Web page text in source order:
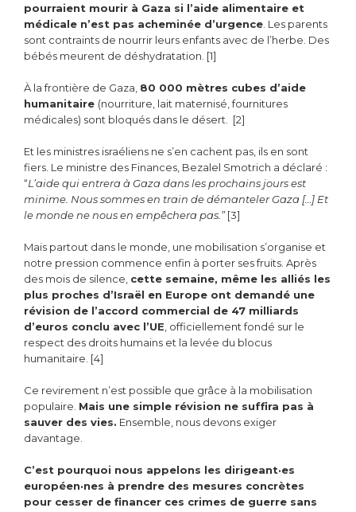
pourraient mourir à Gaza si l’aide alimentaire et
médicale n’est pas acheminée d’urgence . Les parents
sont contraints de nourrir leurs enfants avec de l’herbe. Des
bébés meurent de déshydratation. [1]
À la frontière de Gaza, 80 000 mètres cubes d’aide
humanitaire (nourriture, lait maternisé, fournitures
médicales) sont bloqués dans le désert. [2]
Et les ministres israéliens ne s’en cachent pas, ils en sont
fiers. Le ministre des Finances, Bezalel Smotrich a déclaré :
“L’aide qui entrera à Gaza dans les prochains jours est
minime. Nous sommes en train de démanteler Gaza […] Et
le monde ne nous en empêchera pas.”[3]
Mais partout dans le monde, une mobilisation s’organise et
notre pression commence enfin à porter ses fruits. Après
des mois de silence, cette semaine, même les alliés les
plus proches d’Israël en Europe ont demandé une
révision de l’accord commercial de 47 milliards
d’euros conclu avec l’UE , officiellement fondé sur le
respect des droits humains et la levée du blocus
humanitaire. [4]
Ce revirement n’est possible que grâce à la mobilisation
populaire. Mais une simple révision ne suffira pas à
sauver des vies. Ensemble, nous devons exiger
davantage.
C’est pourquoi nous appelons les dirigeant·es
européen·nes à prendre des mesures concrètes
pour cesser de financer ces crimes de guerre sans